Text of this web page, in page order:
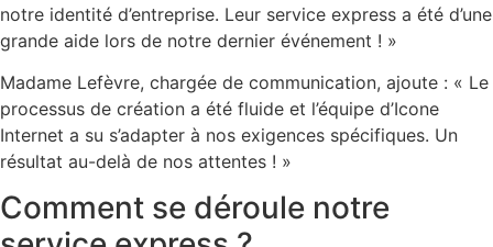
notre identité d’entreprise. Leur service express a été d’une
grande aide lors de notre dernier événement ! »
Madame Lefèvre, chargée de communication, ajoute : « Le
processus de création a été fluide et l’équipe d’Icone
Internet a su s’adapter à nos exigences spécifiques. Un
résultat au-delà de nos attentes ! »
Comment se déroule notre